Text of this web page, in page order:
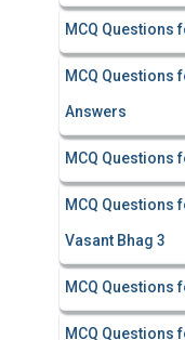
MCQ Questions
MCQ Questions
Answers
MCQ Questions
MCQ Questions
Vasant Bhag 3
MCQ Questions
MCQ Questions